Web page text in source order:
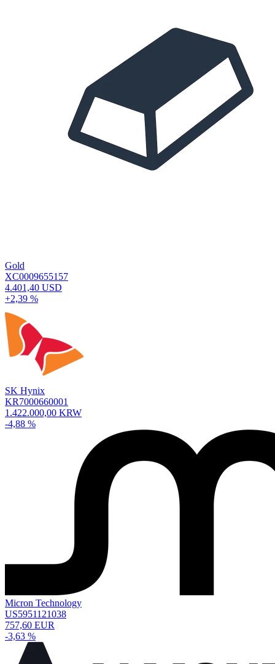
Gold
XC0009655157
4.401,40 USD
+2,39 %
SK Hynix
KR7000660001
1.422.000,00 KRW
-4,88 %
Micron Technology
US5951121038
757,60 EUR
-3,63 %